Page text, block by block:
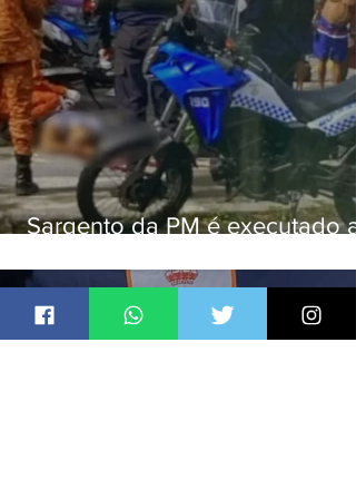
Sargento da PM é executado a
em Vaz Lobo
Jornal Daki
há 2 dias